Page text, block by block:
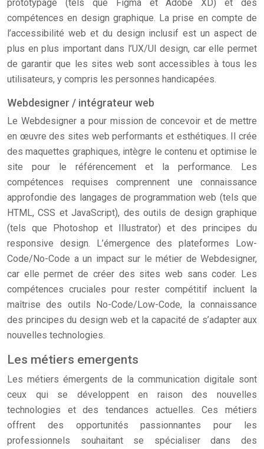
prototypage (tels que Figma et Adobe XD) et des
compétences en design graphique. La prise en compte de
l’accessibilité web et du design inclusif est un aspect de
plus en plus important dans l’UX/UI design, car elle permet
de garantir que les sites web sont accessibles à tous les
utilisateurs, y compris les personnes handicapées.
Webdesigner / intégrateur web
Le Webdesigner a pour mission de concevoir et de mettre
en œuvre des sites web performants et esthétiques. Il crée
des maquettes graphiques, intègre le contenu et optimise le
site pour le référencement et la performance. Les
compétences requises comprennent une connaissance
approfondie des langages de programmation web (tels que
HTML, CSS et JavaScript), des outils de design graphique
(tels que Photoshop et Illustrator) et des principes du
responsive design. L’émergence des plateformes Low-
Code/No-Code a un impact sur le métier de Webdesigner,
car elle permet de créer des sites web sans coder. Les
compétences cruciales pour rester compétitif incluent la
maîtrise des outils No-Code/Low-Code, la connaissance
des principes du design web et la capacité de s’adapter aux
nouvelles technologies.
Les métiers emergents
Les métiers émergents de la communication digitale sont
ceux qui se développent en raison des nouvelles
technologies et des tendances actuelles. Ces métiers
offrent des opportunités passionnantes pour les
professionnels souhaitant se spécialiser dans des